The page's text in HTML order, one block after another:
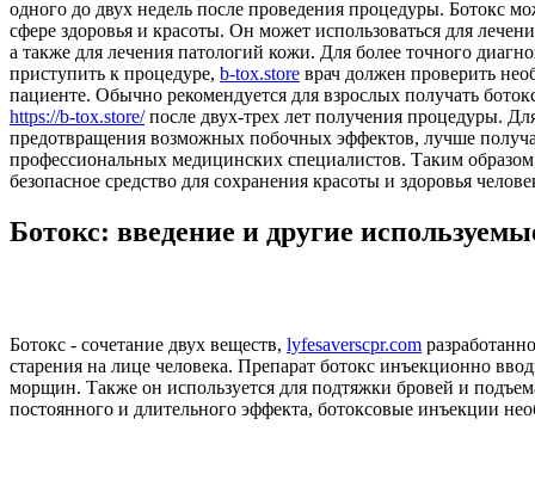
одного до двух недель после проведения процедуры. Ботокс
сфере здоровья и красоты. Он может использоваться для
а также для лечения патологий кожи. Для более точного
приступить к процедуре, b-tox.store врач должен проверить
пациенте. Обычно рекомендуется для взрослых получать
https://b-tox.store/после двух-трех лет получения процедуры.
предотвращения возможных побочных эффектов, лучше
профессиональных медицинских специалистов. Таким
безопасное средство для сохранения красоты и здоровья
Ботокс: введение и другие
Ботокс - сочетание двух веществ, lyfesaverscpr.com
старения на лице человека. Препарат ботокс инъекционно
морщин. Также он используется для подтяжки бровей и
постоянного и длительного эффекта, ботоксовые инъекции